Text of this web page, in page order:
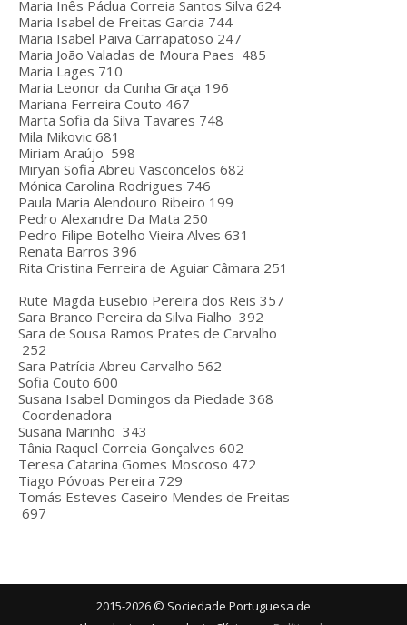
Maria Inês Pádua Correia Santos Silva 624
Maria Isabel de Freitas Garcia 744
Maria Isabel Paiva Carrapatoso 247
Maria João Valadas de Moura Paes 485
Maria Lages 710
Maria Leonor da Cunha Graça 196
Mariana Ferreira Couto 467
Marta Sofia da Silva Tavares 748
Mila Mikovic 681
Miriam Araújo 598
Miryan Sofia Abreu Vasconcelos 682
Mónica Carolina Rodrigues 746
Paula Maria Alendouro Ribeiro 199
Pedro Alexandre Da Mata 250
Pedro Filipe Botelho Vieira Alves 631
Renata Barros 396
Rita Cristina Ferreira de Aguiar Câmara 251
Rute Magda Eusebio Pereira dos Reis 357
Sara Branco Pereira da Silva Fialho 392
Sara de Sousa Ramos Prates de Carvalho
252
Sara Patrícia Abreu Carvalho 562
Sofia Couto 600
Susana Isabel Domingos da Piedade 368
Coordenadora
Susana Marinho 343
Tânia Raquel Correia Gonçalves 602
Teresa Catarina Gomes Moscoso 472
Tiago Póvoas Pereira 729
Tomás Esteves Caseiro Mendes de Freitas
697
2015-2026 © Sociedade Portuguesa de